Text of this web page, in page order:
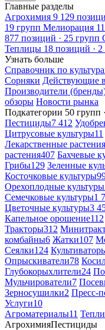
Главные разделы
Агрохимия 9 129
19 групп Мелиорация
877 позиций · 25 групп
Теплицы 18 позиций ·
Узнать больше
Справочник по
Сорняки Действующие
Производители
обзоры Новости рынка
Подкатегории 50 групп
Пестициды7 412
Цитрусовые культуры11
Лекарственные растения
растения407 Бахчевые
Грибы129 Зеленные
Косточковые культуры
Орехоплодные культуры
Семечковые культуры1
Цветочные культуры3
Капельное орошение112
Тракторы312
комбайны6 Жатки107
Сеялки124
Опрыскиватели78
Глубокорыхлители24
Мульчирователи7
Зерносушилки2 Пресс-
Услуги10
Агроматериалы11
АгрохимияПестициды